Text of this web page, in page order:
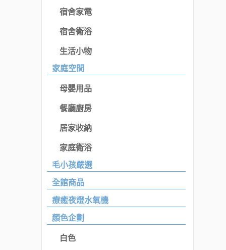
宿舍家電
宿舍衛浴
生活小物
家庭空間
母嬰用品
餐廳廚房
居家收納
家庭衛浴
毛小孩嚴選
全館商品
療癒夜燈水氧機
顏色企劃
白色